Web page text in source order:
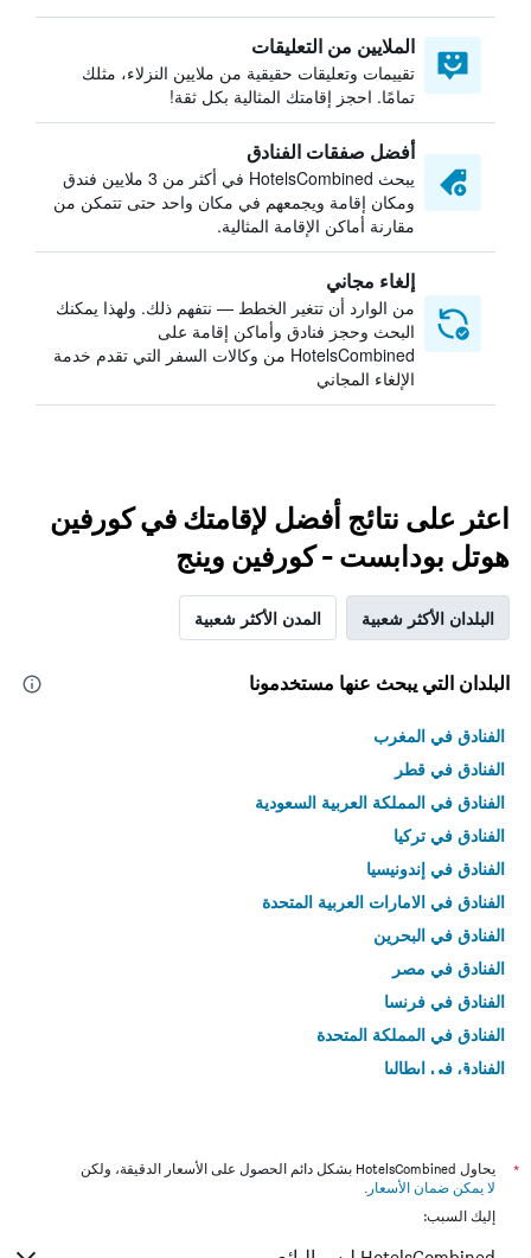
الملايين من التعليقات
تقييمات وتعليقات حقيقية من ملايين النزلاء، مثلك
تمامًا. احجز إقامتك المثالية بكل ثقة!
أفضل صفقات الفنادق
يبحث HotelsCombined في أكثر من 3 ملايين فندق
ومكان إقامة ويجمعهم في مكان واحد حتى تتمكن من
مقارنة أماكن الإقامة المثالية.
إلغاء مجاني
من الوارد أن تتغير الخطط — نتفهم ذلك. ولهذا يمكنك
البحث وحجز فنادق وأماكن إقامة على
HotelsCombined من وكالات السفر التي تقدم خدمة
الإلغاء المجاني
اعثر على نتائج أفضل لإقامتك في كورفين
هوتل بودابست - كورفين وينج
البلدان الأكثر شعبية المدن الأكثر شعبية
البلدان التي يبحث عنها مستخدمونا
الفنادق في المغرب
الفنادق في قطر
الفنادق في المملكة العربية السعودية
الفنادق في تركيا
الفنادق في إندونيسيا
الفنادق في الامارات العربية المتحدة
الفنادق في البحرين
الفنادق في مصر
الفنادق في فرنسا
الفنادق في المملكة المتحدة
الفنادق في إيطاليا
*
يحاول HotelsCombined بشكل دائم الحصول على الأسعار الدقيقة، ولكن
لا يمكن ضمان الأسعار .
إليك السبب: